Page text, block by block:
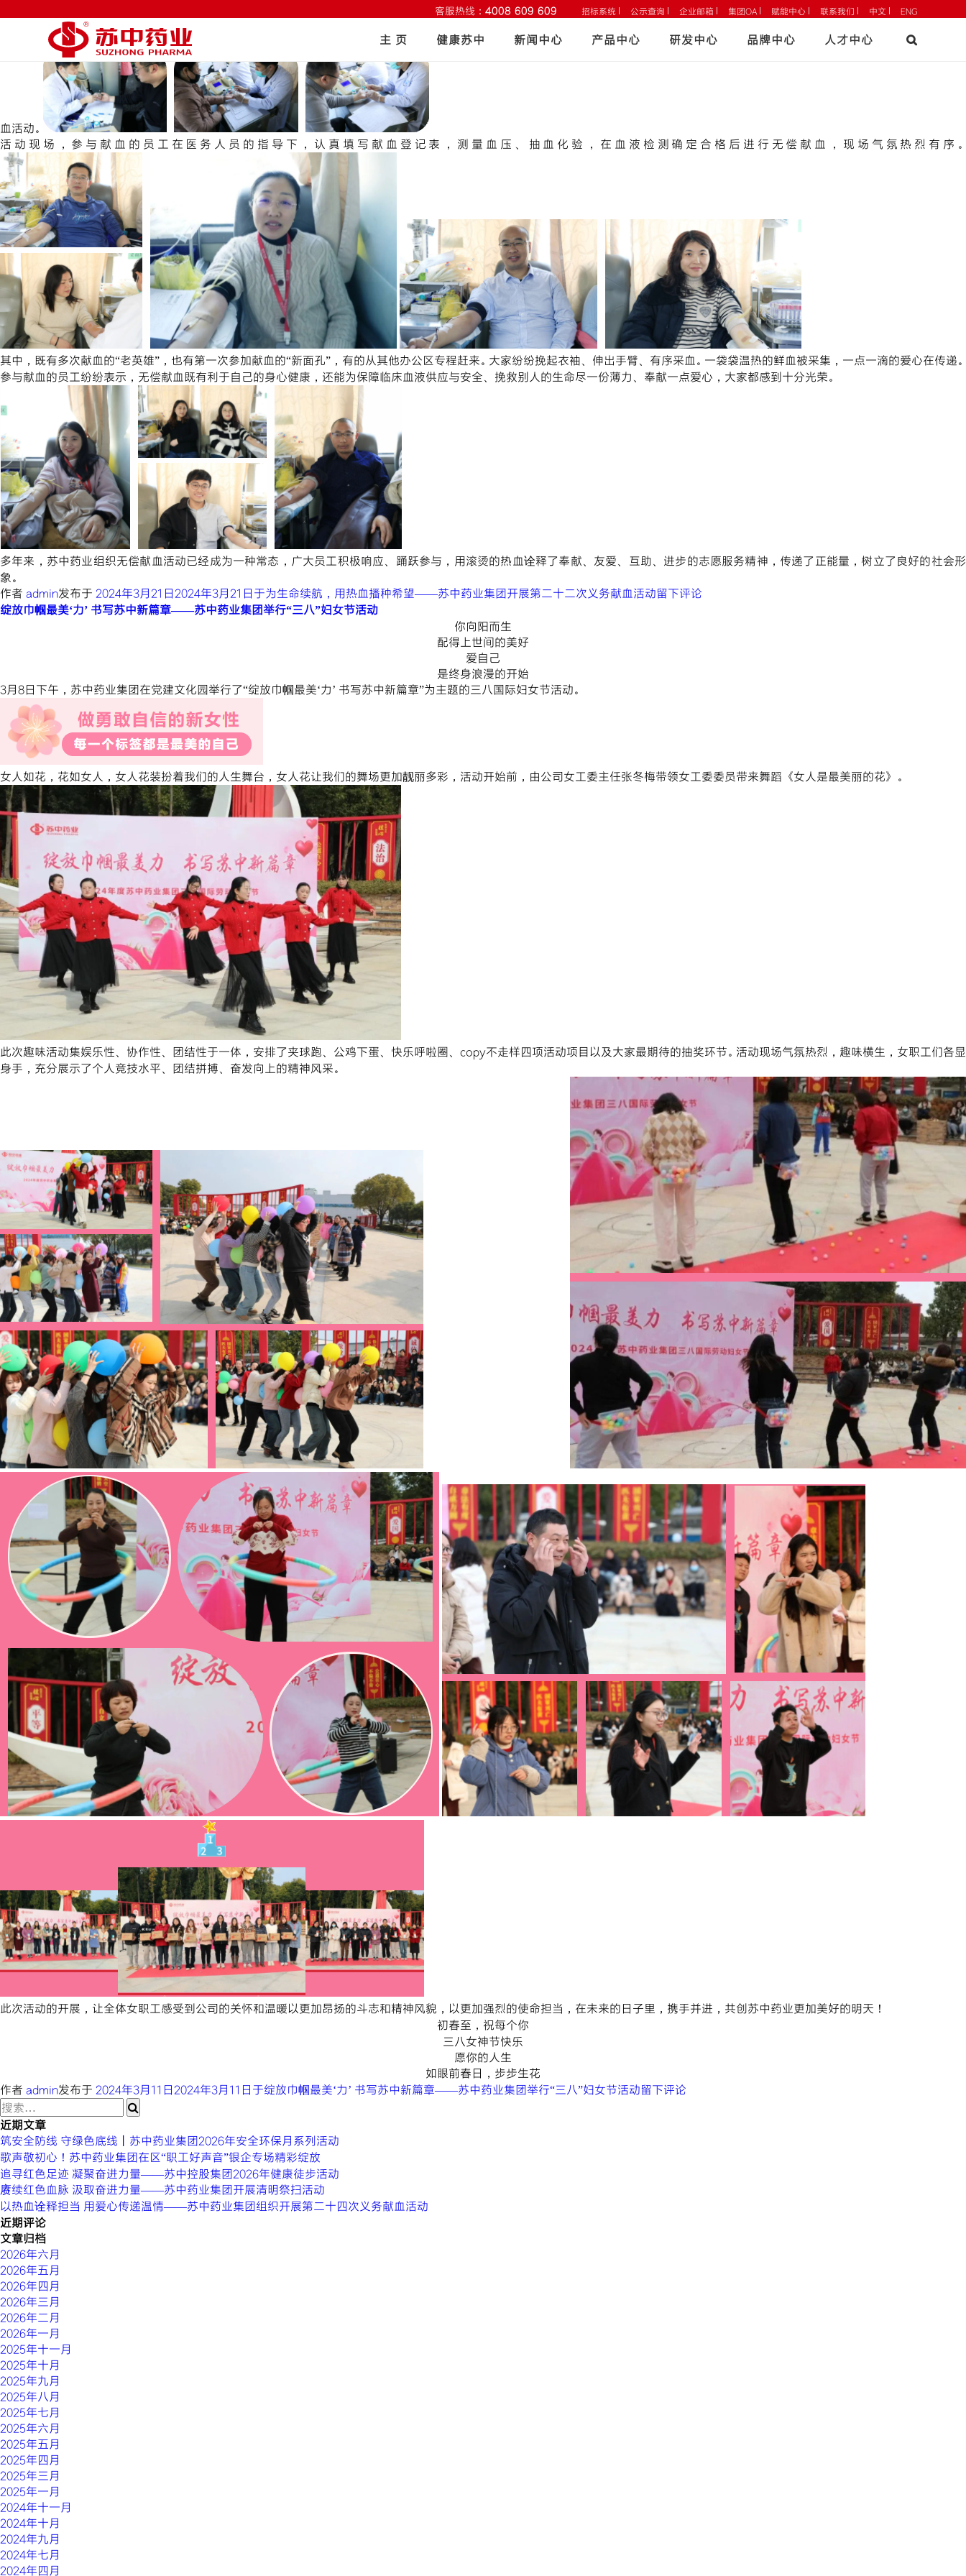
客服热线： 4008 609 609 招标系统 公示查询 企业邮箱 集团OA 赋能中心 联系我们 中文 ENG
主 页 健康苏中 新闻中心 产品中心 研发中心 品牌中心 人才中心
为生命续航，用热血播种希望——苏中药业集团开展第二十二次义务献血活动
生命无价，人道无界，救死扶伤，血浓于水。为弘扬苏中人无私奉献的品质，3月20日上午，苏中药业集团在河西行政楼处开展以“传承红十字精神，汇聚人道力量”为主题的第二十二次义务献
血活动。
活动现场，参与献血的员工在医务人员的指导下，认真填写献血登记表，测量血压、抽血化验，在血液检测确定合格后进行无偿献血，现场气氛热烈有序。
其中，既有多次献血的“老英雄”，也有第一次参加献血的“新面孔”，有的从其他办公区专程赶来。大家纷纷挽起衣袖、伸出手臂、有序采血。一袋袋温热的鲜血被采集，一点一滴的爱心在传递。
参与献血的员工纷纷表示，无偿献血既有利于自己的身心健康，还能为保障临床血液供应与安全、挽救别人的生命尽一份薄力、奉献一点爱心，大家都感到十分光荣。
多年来，苏中药业组织无偿献血活动已经成为一种常态，广大员工积极响应、踊跃参与，用滚烫的热血诠释了奉献、友爱、互助、进步的志愿服务精神，传递了正能量，树立了良好的社会形
象。
作者 admin发布于 2024年3月21日2024年3月21日于为生命续航，用热血播种希望——苏中药业集团开展第二十二次义务献血活动留下评论
绽放巾帼最美‘力’ 书写苏中新篇章——苏中药业集团举行“三八”妇女节活动
你向阳而生
配得上世间的美好
爱自己
是终身浪漫的开始
3月8日下午，苏中药业集团在党建文化园举行了“绽放巾帼最美‘力’ 书写苏中新篇章”为主题的三八国际妇女节活动。
女人如花，花如女人，女人花装扮着我们的人生舞台，女人花让我们的舞场更加靓丽多彩，活动开始前，由公司女工委主任张冬梅带领女工委委员带来舞蹈《女人是最美丽的花》。
此次趣味活动集娱乐性、协作性、团结性于一体，安排了夹球跑、公鸡下蛋、快乐呼啦圈、copy不走样四项活动项目以及大家最期待的抽奖环节。活动现场气氛热烈，趣味横生，女职工们各显
身手，充分展示了个人竞技水平、团结拼搏、奋发向上的精神风采。
此次活动的开展，让全体女职工感受到公司的关怀和温暖以更加昂扬的斗志和精神风貌，以更加强烈的使命担当，在未来的日子里，携手并进，共创苏中药业更加美好的明天！
初春至，祝每个你
三八女神节快乐
愿你的人生
如眼前春日，步步生花
作者 admin发布于 2024年3月11日2024年3月11日于绽放巾帼最美‘力’ 书写苏中新篇章——苏中药业集团举行“三八”妇女节活动留下评论
近期文章
筑安全防线 守绿色底线丨苏中药业集团2026年安全环保月系列活动
歌声敬初心！苏中药业集团在区“职工好声音”银企专场精彩绽放
追寻红色足迹 凝聚奋进力量——苏中控股集团2026年健康徒步活动
赓续红色血脉 汲取奋进力量——苏中药业集团开展清明祭扫活动
以热血诠释担当 用爱心传递温情——苏中药业集团组织开展第二十四次义务献血活动
近期评论
文章归档
2026年六月
2026年五月
2026年四月
2026年三月
2026年二月
2026年一月
2025年十一月
2025年十月
2025年九月
2025年八月
2025年七月
2025年六月
2025年五月
2025年四月
2025年三月
2025年一月
2024年十一月
2024年十月
2024年九月
2024年七月
2024年四月